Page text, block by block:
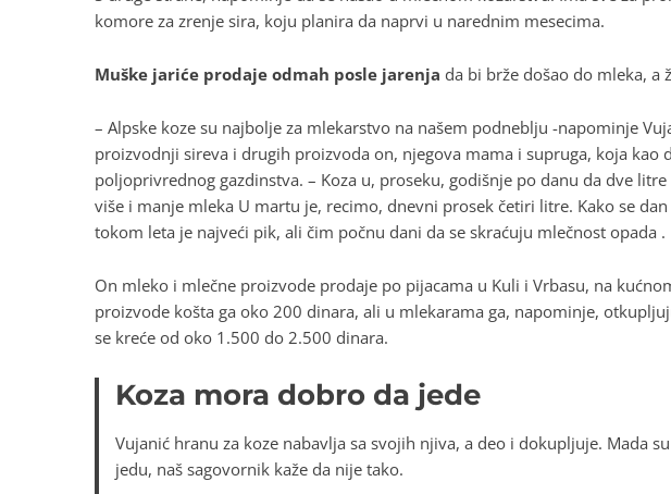
komore za zrenje sira, koju planira da naprvi u narednim mesecima.
Muške jariće prodaje odmah posle jarenja da bi brže došao do mleka, a
– Alpske koze su najbolje za mlekarstvo na našem podneblju -napominje
proizvodnji sireva i drugih proizvoda on, njegova mama i supruga, koja
poljoprivrednog gazdinstva. – Koza u, proseku, godišnje po danu da dve
više i manje mleka U martu je, recimo, dnevni prosek četiri litre. Kako se
tokom leta je najveći pik, ali čim počnu dani da se skraćuju mlečnost opada .
On mleko i mlečne proizvode prodaje po pijacama u Kuli i Vrbasu, na
proizvode košta ga oko 200 dinara, ali u mlekarama ga, napominje,
se kreće od oko 1.500 do 2.500 dinara.
Koza mora dobro da jede
Vujanić hranu za koze nabavlja sa svojih njiva, a deo i dokupljuje. Mada
jedu, naš sagovornik kaže da nije tako.